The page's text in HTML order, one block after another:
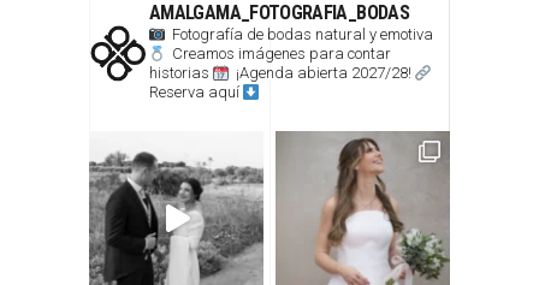
AMALGAMA_FOTOGRAFIA_BODAS
Fotografía de bodas natural y emotiva
Creamos imágenes para contar
historias
¡Agenda abierta 2027/28!
Reserva aquí